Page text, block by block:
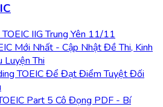
IIG Trung Yên 11/11
Mới Nhất - Cập Nhật Đề Thi, Kinh
Luyện Thi
TOEIC Để Đạt Điểm Tuyệt Đối
Part 5 Cô Đọng PDF - Bí